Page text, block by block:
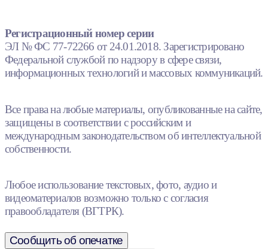
Регистрационный номер серии
ЭЛ № ФС 77-72266 от 24.01.2018. Зарегистрировано
Федеральной службой по надзору в сфере связи,
информационных технологий и массовых коммуникаций.
Все права на любые материалы, опубликованные на сайте,
защищены в соответствии с российским и
международным законодательством об интеллектуальной
собственности.
Любое использование текстовых, фото, аудио и
видеоматериалов возможно только с согласия
правообладателя (ВГТРК).
Сообщить об опечатке